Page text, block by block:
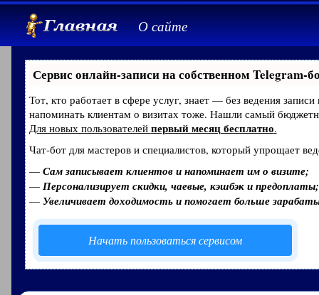
О сайте
Сервис онлайн-записи на собственном Telegram-
Тот, кто работает в сфере услуг, знает — без ведения
напоминать клиентам о визитах тоже. Нашли самый
Для новых пользователей первый месяц бесплатно.
Чат-бот для мастеров и специалистов, который упрощает
— Сам записывает клиентов и напоминает им о визите;
— Персонализирует скидки, чаевые, кэшбэк и предоплаты;
— Увеличивает доходимость и помогает больше
Начать пользоваться сервисом